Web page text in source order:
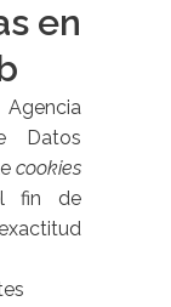
en
Datos
cookies
fin de